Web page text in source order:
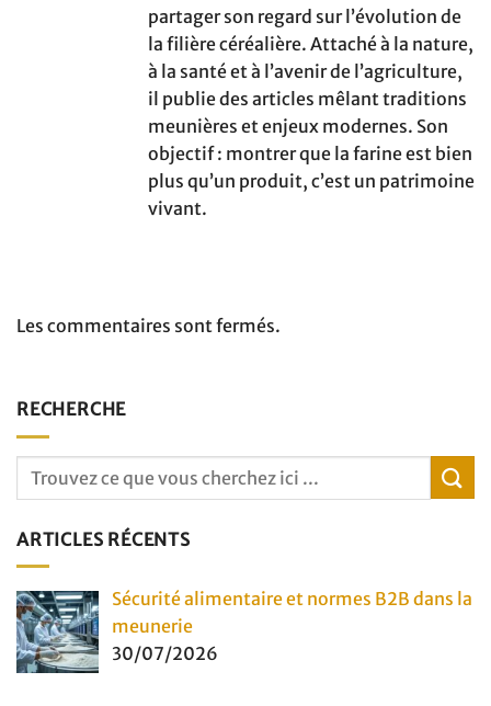
partager son regard sur l’évolution de
la filière céréalière. Attaché à la nature,
à la santé et à l’avenir de l’agriculture,
il publie des articles mêlant traditions
meunières et enjeux modernes. Son
objectif : montrer que la farine est bien
plus qu’un produit, c’est un patrimoine
vivant.
Les commentaires sont fermés.
RECHERCHE
ARTICLES RÉCENTS
Sécurité alimentaire et normes B2B dans la
meunerie
30/07/2026